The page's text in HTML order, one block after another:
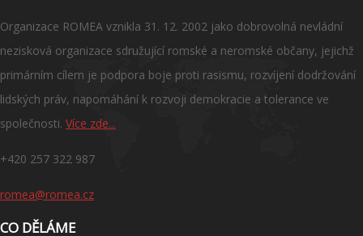
Organizace ROMEA vznikla 31. 12. 2002 jako dobrovolná nevládní
nezisková organizace sdružující romské a neromské občany, jejichž
primárním cílem je podpora boje proti rasismu, rozvíjení dodržování
lidských práv, napomáhání k rozvoji demokracie a tolerance ve
společnosti. Více zde...
+420 257 322 987
romea@romea.cz
CO DĚLÁME